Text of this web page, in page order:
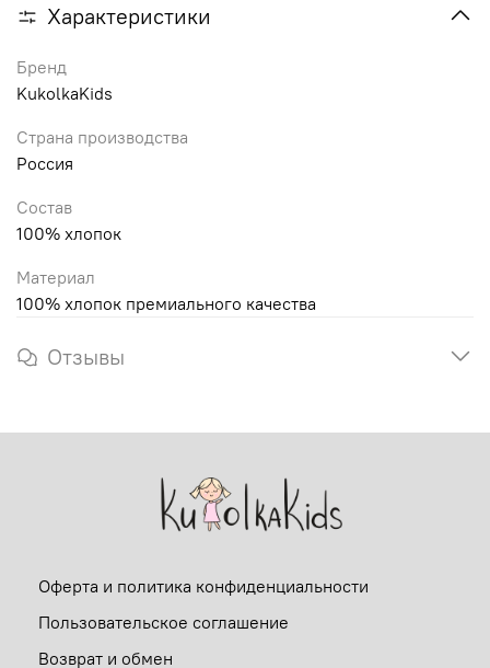
Характеристики
Бренд
KukolkaKids
Страна производства
Россия
Состав
100% хлопок
Материал
100% хлопок премиального качества
Отзывы
Оферта и политика конфиденциальности
Пользовательское соглашение
Возврат и обмен